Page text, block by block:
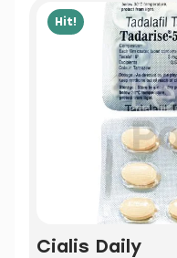
Hit!
Cialis Daily